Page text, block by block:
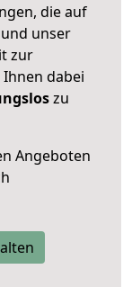
die auf
unser
zur
dabei
zu
Angeboten